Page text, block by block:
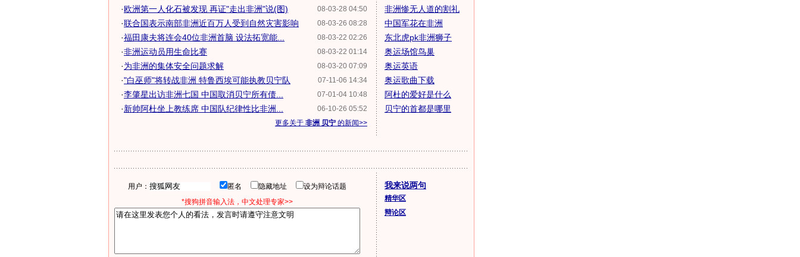
08-03-28 04:50
·欧洲第一人化石被发现 再证"走出非洲"说(图)
08-03-26 08:28
·联合国表示南部非洲近百万人受到自然灾害影响
08-03-22 02:26
·福田康夫将连会40位非洲首脑 设法拓宽能...
08-03-22 01:14
·非洲运动员用生命比赛
08-03-20 07:09
·为非洲的集体安全问题求解
07-11-06 14:34
·"白巫师"将转战非洲 特鲁西埃可能执教贝宁队
07-01-04 10:48
·李肇星出访非洲七国 中国取消贝宁所有债...
06-10-26 05:52
·新帅阿杜坐上教练席 中国队纪律性比非洲...
更多关于 非洲 贝宁 的新闻>>
非洲惨无人道的割礼
中国军花在非洲
东北虎pk非洲狮子
奥运场馆鸟巢
奥运英语
奥运歌曲下载
阿杜的爱好是什么
贝宁的首都是哪里
用户： 匿名 隐藏地址
设为辩论话题
*搜狗拼音输入法，中文处理专家>>
我来说两句
精华区
辩论区